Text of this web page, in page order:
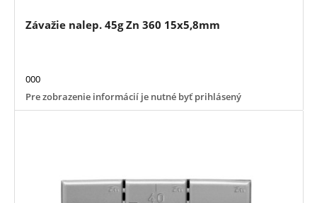
Závažie nalep. 45g Zn 360 15x5,8mm
000
Pre zobrazenie informácií je nutné byť prihlásený